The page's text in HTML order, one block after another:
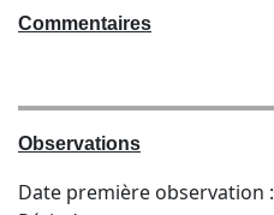
Commentaires
Observations
Date première observation :